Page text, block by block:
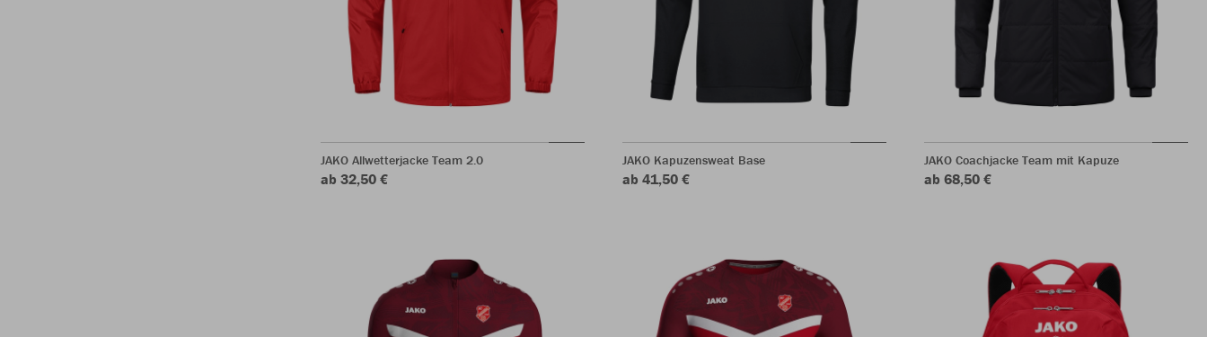
JAKO Allwetterjacke Team 2.0
ab 32,50 €
JAKO Kapuzensweat Base
ab 41,50 €
JAKO Coachjacke Team mit Kapuze
ab 68,50 €